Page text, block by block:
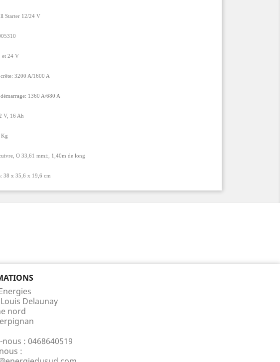
Starter 12/24 V
et 24 V
3200 A/1600 A
1360 A/680 A
V, 16 Ah
O 33,61 mm±, 1,40m de long
38 x 35,6 x 19,6 cm
Delaunay
nord
nous : 0468640519
: